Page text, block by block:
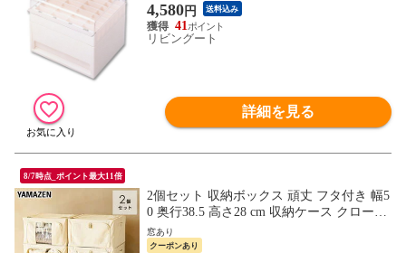
（ 薬ケース 薬箱 薬収納 ピルケース くす
りケース 薬入れ 引き出し付き 飲み忘れ 防
止 お薬 服用 投薬 管理 整理 サプリメント
4,580円 送料込み
41
リビングート
詳細を見る
8/7時点_ポイント最大11倍
2個セット 収納ボックス 頑丈 フタ付き 幅5
0 奥行38.5 高さ28 cm 収納ケース クローゼ
ット 押入れ 上開き 前開き 布製 折りたた
み ふた付き 整理整頓 衣替え 積み重ね 山
窓あり
クーポンあり